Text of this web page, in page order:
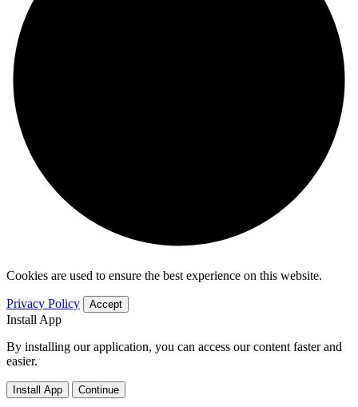
Cookies are used to ensure the best experience on this website.
Privacy Policy Accept
Install App
By installing our application, you can access our content faster and
easier.
Install App Continue